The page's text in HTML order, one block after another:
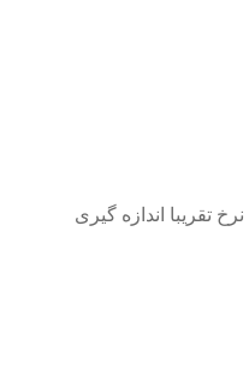
نرخ تقریبا اندازه گیری